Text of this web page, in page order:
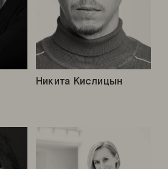
Никита Кислицын